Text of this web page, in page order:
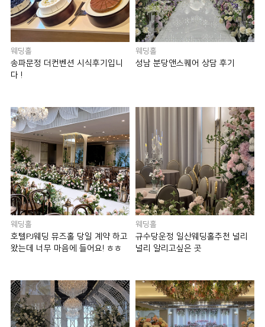
웨딩홀
송파문정 더컨벤션 시식후기입니
다 !
웨딩홀
성남 분당앤스퀘어 상담 후기
웨딩홀
호텔PJ웨딩 뮤즈홀 당일 계약 하고
왔는데 너무 마음에 들어요! ㅎㅎ
웨딩홀
규수당운정 일산웨딩홀추천 널리
널리 알리고싶은 곳